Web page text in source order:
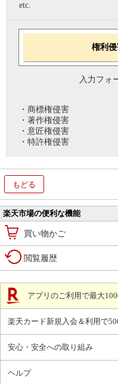
etc.
権利
入力フォ
・商標権侵害
・著作権侵害
・意匠権侵害
・特許権侵害
もどる
楽天市場の便利な機能
買い物かご
閲覧履歴
アプリのご利用で最大
楽天カード新規入会＆利用で
安心・安全への取り組み
ヘルプ